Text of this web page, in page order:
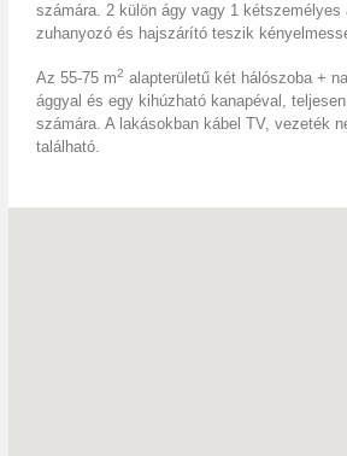
számára. 2 külön ágy vagy 1
zuhanyozó és hajszárító teszik
Az 55-75 m2 alapterületű két hálószoba +
ággyal és egy kihúzható kanapéval,
számára. A lakásokban kábel TV, vezeték
található.